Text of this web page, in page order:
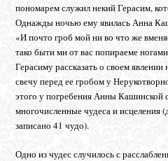
пономарем служил некий Герасим,
Однажды ночью ему явилась Анна
«И почто гроб мой ни во что же
тако быти ми от вас попираеме
Герасиму рассказать о своем
свечу перед ее гробом у
этого у погребения Анны Кашинской
многочисленные чудеса и исцеления
записано 41 чудо).
Одно из чудес случилось с